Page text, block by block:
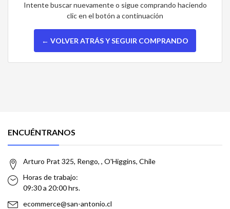
Intente buscar nuevamente o sigue comprando haciendo
clic en el botón a continuación
← VOLVER ATRÁS Y SEGUIR COMPRANDO
ENCUÉNTRANOS
Arturo Prat 325, Rengo, , O'Higgins, Chile
Horas de trabajo:
09:30 a 20:00 hrs.
ecommerce@san-antonio.cl